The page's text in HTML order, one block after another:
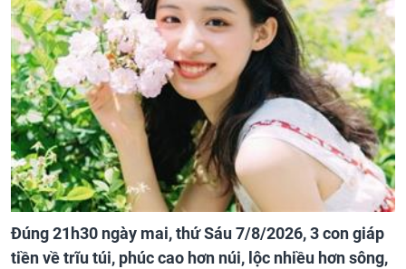
Đúng 21h30 ngày mai, thứ Sáu 7/8/2026, 3 con giáp
tiền về trĩu túi, phúc cao hơn núi, lộc nhiều hơn sông,